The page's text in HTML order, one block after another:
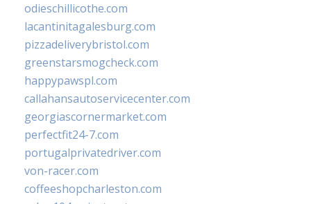
odieschillicothe.com
lacantinitagalesburg.com
pizzadeliverybristol.com
greenstarsmogcheck.com
happypawspl.com
callahansautoservicecenter.com
georgiascornermarket.com
perfectfit24-7.com
portugalprivatedriver.com
von-racer.com
coffeeshopcharleston.com